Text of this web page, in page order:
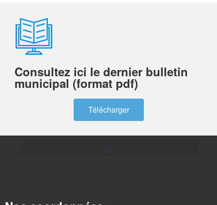
Consultez ici le dernier bulletin
municipal (format pdf)
Télécharger